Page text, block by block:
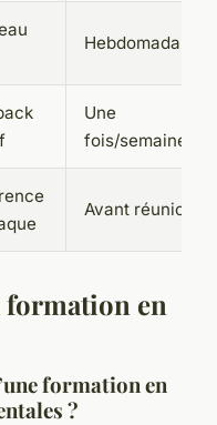
Hebdomadaire
Une
fois/semaine
Avant réunion
formation en
formation en
?